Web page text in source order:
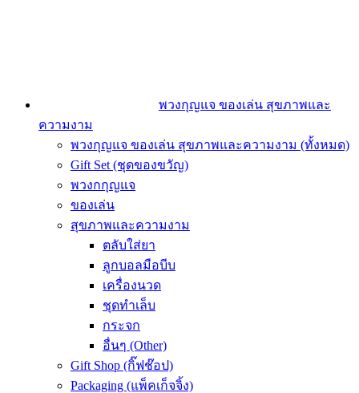
พวงกุญแจ ของเล่น สุขภาพและ
ความงาม
พวงกุญแจ ของเล่น สุขภาพและความงาม (ทั้งหมด)
Gift Set (ชุดของขวัญ)
พวงกกุญแจ
ของเล่น
สุขภาพและความงาม
ตลับใส่ยา
ลูกบอลมือบีบ
เครื่องนวด
ชุดทำเล็บ
กระจก
อื่นๆ (Other)
Gift Shop (กิ๊ฟช๊อป)
Packaging (แพ็คเก็จจิ้ง)